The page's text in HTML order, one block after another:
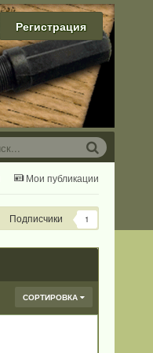
Регистрация
Мои публикации
Подписчики 1
СОРТИРОВКА